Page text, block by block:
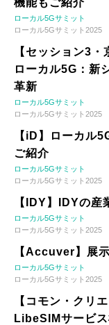
ローカル5Gサミット
ローカル5Gサミット2025
【セッション3
ローカル5G：新
革新
ローカル5Gサミット
ローカル5Gサミット2025
【iD】ローカル
ご紹介
ローカル5Gサミット
ローカル5Gサミット2025
【IDY】IDYの産
ローカル5Gサミット
ローカル5Gサミット2025
【Accuver】展
ローカル5Gサミット
ローカル5Gサミット2025
【コモン・クリ
LibeSIMサービ